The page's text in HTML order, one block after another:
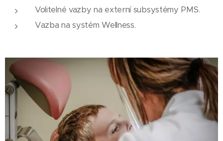
Volitelné vazby na externí subsystémy PMS.
Vazba na systém Wellness.